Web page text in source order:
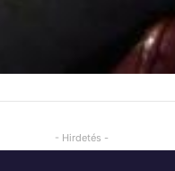
- Hirdetés -